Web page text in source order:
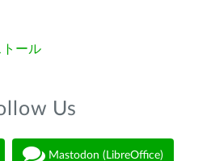
ール
Us
Mastodon (LibreOffice)